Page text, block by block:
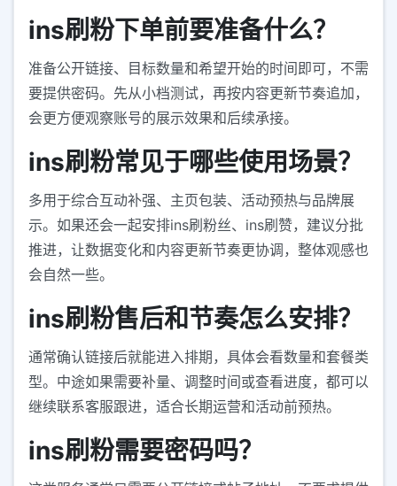
ins刷粉下单前要准备什么？
准备公开链接、目标数量和希望开始的时间即可，不需
要提供密码。先从小档测试，再按内容更新节奏追加，
会更方便观察账号的展示效果和后续承接。
ins刷粉常见于哪些使用场景？
多用于综合互动补强、主页包装、活动预热与品牌展
示。如果还会一起安排ins刷粉丝、ins刷赞，建议分批
推进，让数据变化和内容更新节奏更协调，整体观感也
会自然一些。
ins刷粉售后和节奏怎么安排？
通常确认链接后就能进入排期，具体会看数量和套餐类
型。中途如果需要补量、调整时间或查看进度，都可以
继续联系客服跟进，适合长期运营和活动前预热。
ins刷粉需要密码吗？